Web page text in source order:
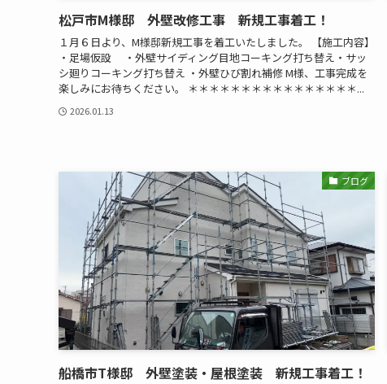
松戸市M様邸 外壁改修工事 新規工事着工！
１月６日より、M様邸新規工事を着工いたしました。 【施工内容】
・足場仮設 ・外壁サイディング目地コーキング打ち替え・サッ
シ廻りコーキング打ち替え ・外壁ひび割れ補修 M様、工事完成を
楽しみにお待ちください。 ＊＊＊＊＊＊＊＊＊＊＊＊＊＊＊＊...
2026.01.13
ブログ
船橋市T様邸 外壁塗装・屋根塗装 新規工事着工！